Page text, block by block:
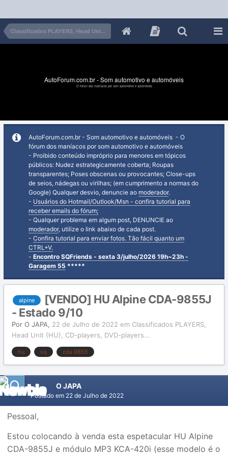
Classificados PLAYERS, Head Unit (HU), CD-players, DVD-players...
AutoForum.com.br - Som automotivo e automóveis
O fórum dos maníacos por som automotivo e automóveis
AutoForum.com.br - Som automotivo e automóveis - O
fórum dos maníacos por som automotivo e automóveis
- Proibido conteúdo impróprio para menores em tópicos
públicos: Nudez estrategicamente coberta; Roupas
transparentes; Poses obscenas ou provocantes; Close-ups
de seios, nádegas ou virilhas; (em cumprimento a normas do
Google) Qualquer desvio, denuncie ao moderador.
- Usuários do Hotmail/Outlook/Msn - confira tutorial para
receber emails do fórum;
- Qualquer problema em algum post, DENUNCIE ao
moderador, utilize o link abaixo de cada post.
- Confira tutorial para enviar fotos. Tão fácil quanto um
CTRL+V.
- Encontro SQFriends - sexta 3/julho/2026 19h~23h -
Garagem 55 *****
alpine
[VENDO] HU Alpine CDA-9855J
- Estado 9/10
Por O JAPA, 22 de Julho de 2022 em Classificados PLAYERS,
Head Unit (HU), CD-players, DVD-players...
hu sq cda 9855
O JAPA
Postado em 22 de Julho de 2022
Pessoal,
Estou colocando à venda esta espetacular HU Alpine
CDA-9855J e módulo MP3 KCA-420i (esse modelo é o